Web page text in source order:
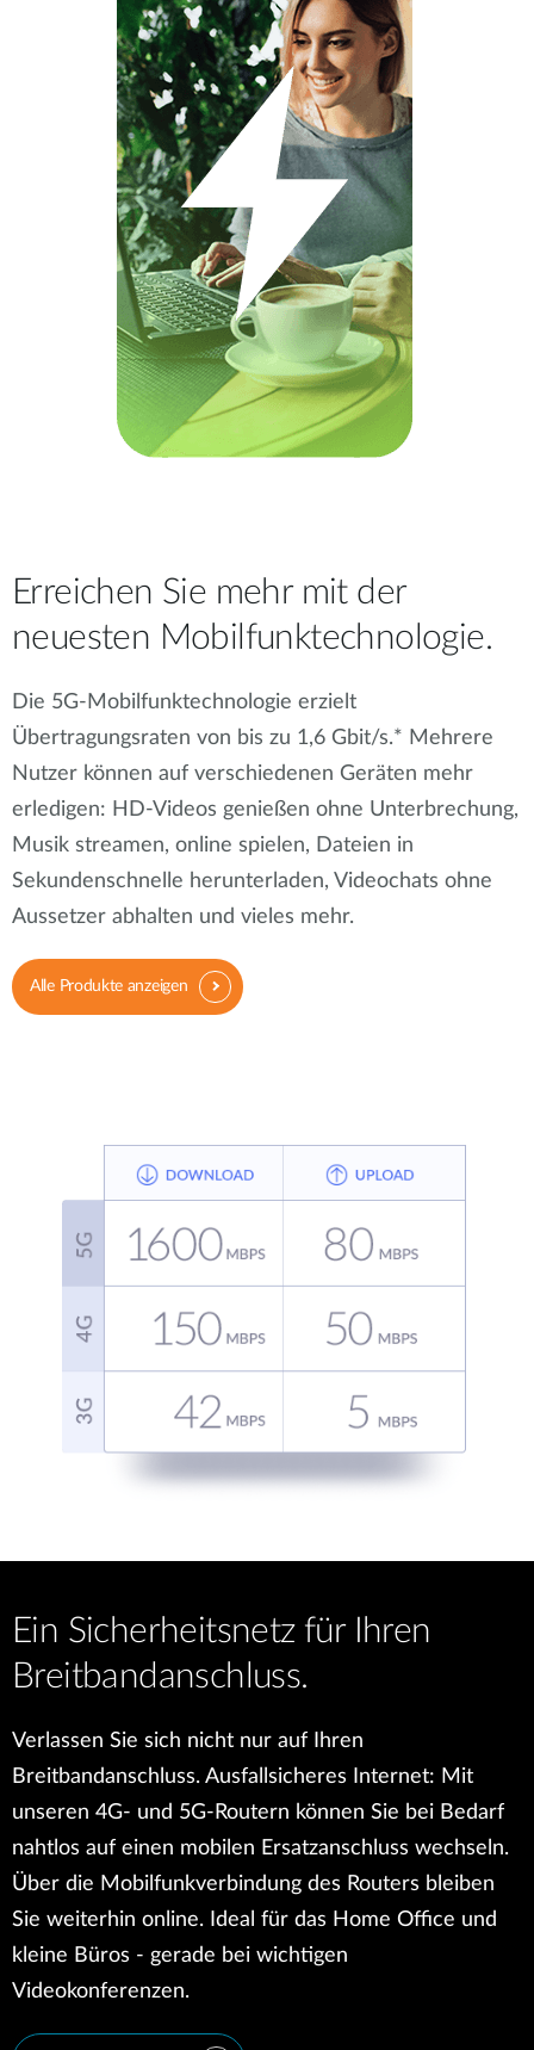
Erreichen Sie mehr mit der
neuesten Mobilfunktechnologie.
Die 5G-Mobilfunktechnologie erzielt
Übertragungsraten von bis zu 1,6 Gbit/s.* Mehrere
Nutzer können auf verschiedenen Geräten mehr
erledigen: HD-Videos genießen ohne Unterbrechung,
Musik streamen, online spielen, Dateien in
Sekundenschnelle herunterladen, Videochats ohne
Aussetzer abhalten und vieles mehr.
Alle Produkte anzeigen
Ein Sicherheitsnetz für Ihren
Breitbandanschluss.
Verlassen Sie sich nicht nur auf Ihren
Breitbandanschluss. Ausfallsicheres Internet: Mit
unseren 4G- und 5G-Routern können Sie bei Bedarf
nahtlos auf einen mobilen Ersatzanschluss wechseln.
Über die Mobilfunkverbindung des Routers bleiben
Sie weiterhin online. Ideal für das Home Office und
kleine Büros - gerade bei wichtigen
Videokonferenzen.